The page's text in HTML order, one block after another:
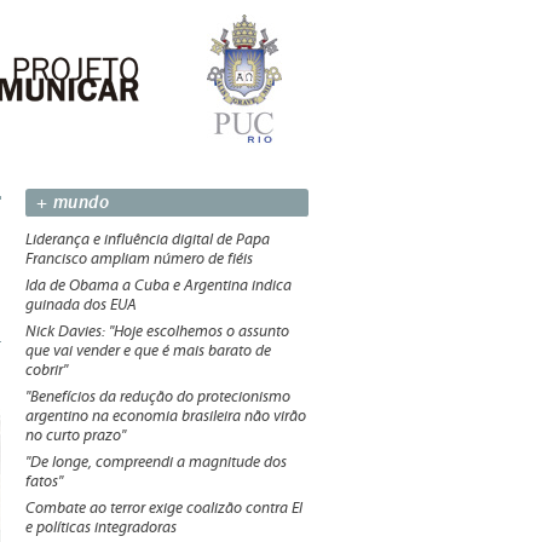
+ mundo
Liderança e influência digital de Papa
Francisco ampliam número de fiéis
Ida de Obama a Cuba e Argentina indica
guinada dos EUA
Nick Davies: "Hoje escolhemos o assunto
que vai vender e que é mais barato de
cobrir"
"Benefícios da redução do protecionismo
argentino na economia brasileira não virão
no curto prazo"
"De longe, compreendi a magnitude dos
fatos"
Combate ao terror exige coalizão contra EI
e políticas integradoras